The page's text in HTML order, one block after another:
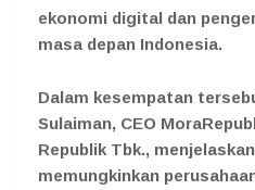
ekonomi digital dan
masa depan Indonesia.
Dalam kesempatan
Sulaiman, CEO
Republik Tbk.,
memungkinkan